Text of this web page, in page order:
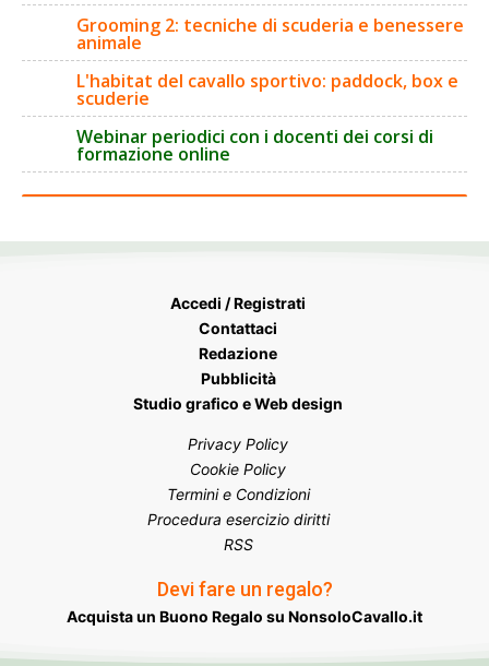
Grooming 2: tecniche di scuderia e benessere
animale
L'habitat del cavallo sportivo: paddock, box e
scuderie
Webinar periodici con i docenti dei corsi di
formazione online
Accedi / Registrati
Contattaci
Redazione
Pubblicità
Studio grafico e Web design
Privacy Policy
Cookie Policy
Termini e Condizioni
Procedura esercizio diritti
RSS
Devi fare un regalo?
Acquista un Buono Regalo su NonsoloCavallo.it